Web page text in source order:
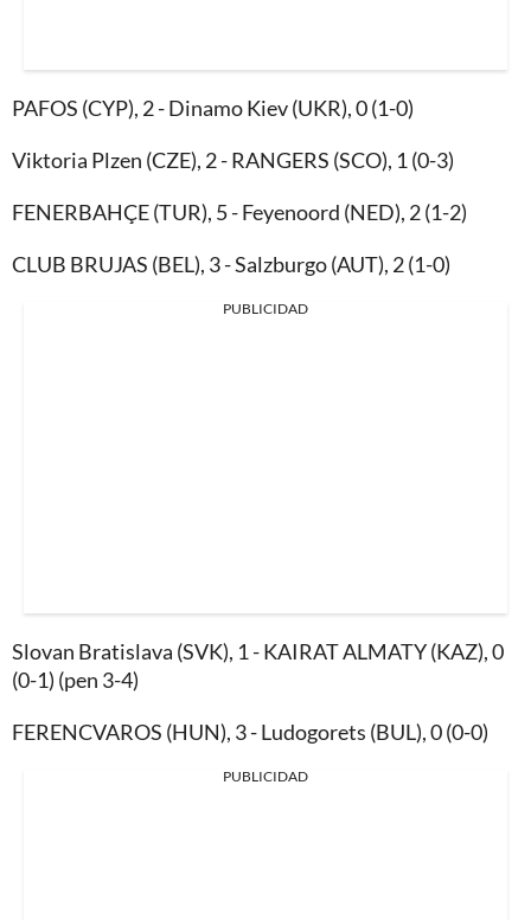
PAFOS (CYP), 2 - Dinamo Kiev (UKR), 0 (1-0)
Viktoria Plzen (CZE), 2 - RANGERS (SCO), 1 (0-3)
FENERBAHÇE (TUR), 5 - Feyenoord (NED), 2 (1-2)
CLUB BRUJAS (BEL), 3 - Salzburgo (AUT), 2 (1-0)
PUBLICIDAD
Slovan Bratislava (SVK), 1 - KAIRAT ALMATY (KAZ), 0
(0-1) (pen 3-4)
FERENCVAROS (HUN), 3 - Ludogorets (BUL), 0 (0-0)
PUBLICIDAD